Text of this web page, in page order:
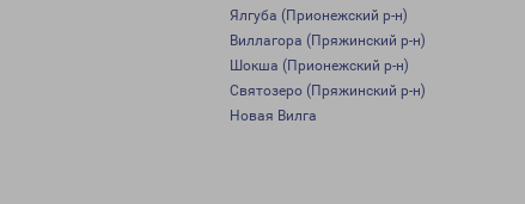
Ялгуба (Прионежский р-н)
Виллагора (Пряжинский р-н)
Шокша (Прионежский р-н)
Святозеро (Пряжинский р-н)
Новая Вилга